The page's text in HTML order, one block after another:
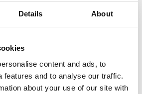
Details About
content and ads, to
features and to analyse our traffic.
about your use of our site with